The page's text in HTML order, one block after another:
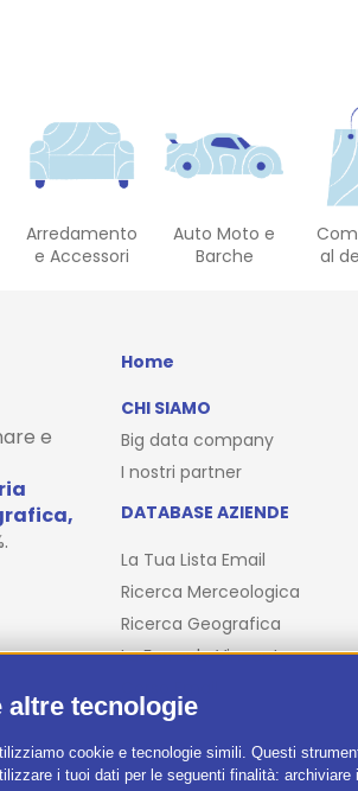
altre tecnologie
cookie e tecnologie simili. Questi
i tuoi dati per le seguenti finalità:
Arredamento
e Accessori
Auto Moto e
Barche
al
e
Home
CHI SIAMO
Big data company
I nostri partner
DATABASE AZIENDE
La Tua Lista Email
Ricerca Merceologica
Ricerca Geografica
La Formula Vincente